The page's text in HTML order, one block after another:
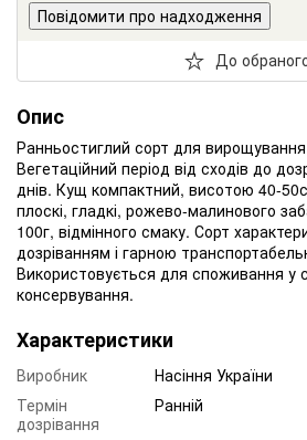
Повідомити про надходження
До
Опис
Ранньостиглий сорт для вирощування
Вегетаційний період від сходів до
днів. Кущ компактний, висотою 40-
плоскі, гладкі, рожево-малинового
100г, відмінного смаку. Сорт
дозріванням і гарною
Використовується для споживання у
консервування.
Характеристики
Виробник
Насіння України
Термін
дозрівання
Ранній